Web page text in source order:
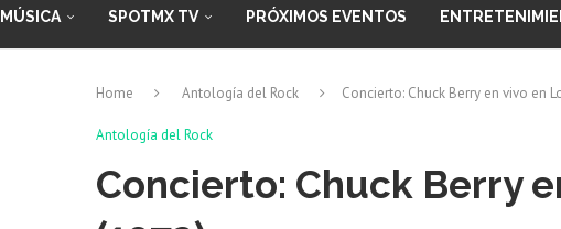
MÚSICA SPOTMX TV PRÓXIMOS EVENTOS
Home Antología del Rock Concierto: Chuck Berry en vivo en
Antología del Rock
Concierto: Chuck Berry